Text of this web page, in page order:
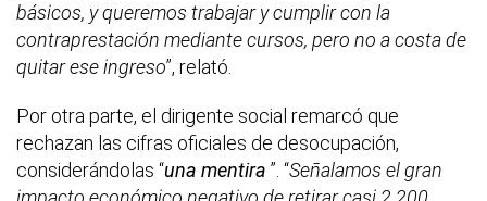
básicos, y queremos trabajar y cumplir con la
contraprestación mediante cursos, pero no a costa de
quitar ese ingreso”, relató.
Por otra parte, el dirigente social remarcó que
rechazan las cifras oficiales de desocupación,
considerándolas “una mentira ”. “Señalamos el gran